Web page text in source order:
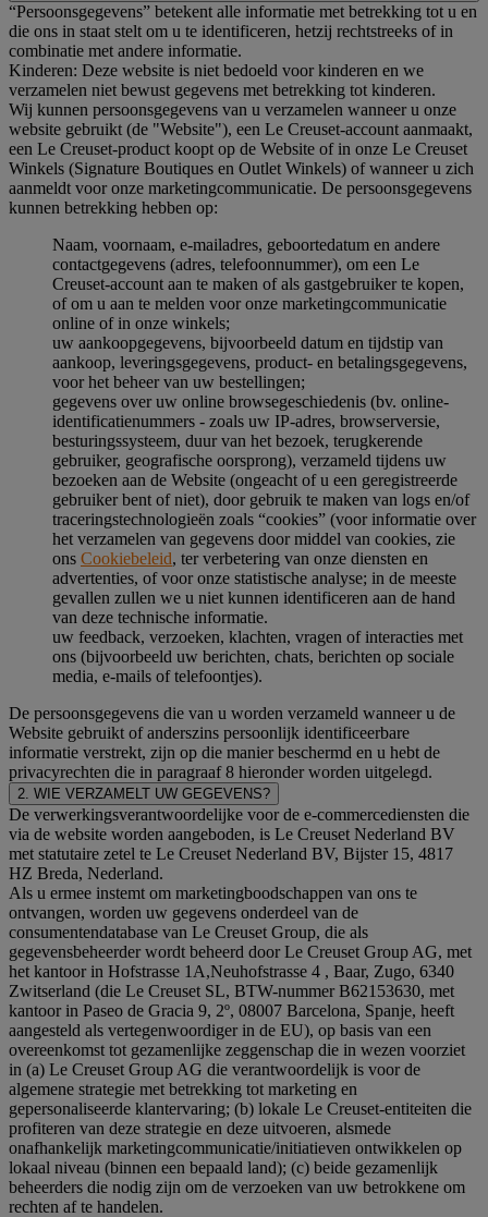
“Persoonsgegevens” betekent alle informatie met betrekking tot u en
die ons in staat stelt om u te identificeren, hetzij rechtstreeks of in
combinatie met andere informatie.
Kinderen: Deze website is niet bedoeld voor kinderen en we
verzamelen niet bewust gegevens met betrekking tot kinderen.
Wij kunnen persoonsgegevens van u verzamelen wanneer u onze
website gebruikt (de "Website"), een Le Creuset-account aanmaakt,
een Le Creuset-product koopt op de Website of in onze Le Creuset
Winkels (Signature Boutiques en Outlet Winkels) of wanneer u zich
aanmeldt voor onze marketingcommunicatie. De persoonsgegevens
kunnen betrekking hebben op:
Naam, voornaam, e-mailadres, geboortedatum en andere
contactgegevens (adres, telefoonnummer), om een Le
Creuset-account aan te maken of als gastgebruiker te kopen,
of om u aan te melden voor onze marketingcommunicatie
online of in onze winkels;
uw aankoopgegevens, bijvoorbeeld datum en tijdstip van
aankoop, leveringsgegevens, product- en betalingsgegevens,
voor het beheer van uw bestellingen;
gegevens over uw online browsegeschiedenis (bv. online-
identificatienummers - zoals uw IP-adres, browserversie,
besturingssysteem, duur van het bezoek, terugkerende
gebruiker, geografische oorsprong), verzameld tijdens uw
bezoeken aan de Website (ongeacht of u een geregistreerde
gebruiker bent of niet), door gebruik te maken van logs en/of
traceringstechnologieën zoals “cookies” (voor informatie over
het verzamelen van gegevens door middel van cookies, zie
ons Cookiebeleid, ter verbetering van onze diensten en
advertenties, of voor onze statistische analyse; in de meeste
gevallen zullen we u niet kunnen identificeren aan de hand
van deze technische informatie.
uw feedback, verzoeken, klachten, vragen of interacties met
ons (bijvoorbeeld uw berichten, chats, berichten op sociale
media, e-mails of telefoontjes).
De persoonsgegevens die van u worden verzameld wanneer u de
Website gebruikt of anderszins persoonlijk identificeerbare
informatie verstrekt, zijn op die manier beschermd en u hebt de
privacyrechten die in paragraaf 8 hieronder worden uitgelegd.
2. WIE VERZAMELT UW GEGEVENS?
De verwerkingsverantwoordelijke voor de e-commercediensten die
via de website worden aangeboden, is Le Creuset Nederland BV
met statutaire zetel te Le Creuset Nederland BV, Bijster 15, 4817
HZ Breda, Nederland.
Als u ermee instemt om marketingboodschappen van ons te
ontvangen, worden uw gegevens onderdeel van de
consumentendatabase van Le Creuset Group, die als
gegevensbeheerder wordt beheerd door Le Creuset Group AG, met
het kantoor in Hofstrasse 1A,Neuhofstrasse 4 , Baar, Zugo, 6340
Zwitserland (die Le Creuset SL, BTW-nummer B62153630, met
kantoor in Paseo de Gracia 9, 2º, 08007 Barcelona, Spanje, heeft
aangesteld als vertegenwoordiger in de EU), op basis van een
overeenkomst tot gezamenlijke zeggenschap die in wezen voorziet
in (a) Le Creuset Group AG die verantwoordelijk is voor de
algemene strategie met betrekking tot marketing en
gepersonaliseerde klantervaring; (b) lokale Le Creuset-entiteiten die
profiteren van deze strategie en deze uitvoeren, alsmede
onafhankelijk marketingcommunicatie/initiatieven ontwikkelen op
lokaal niveau (binnen een bepaald land); (c) beide gezamenlijk
beheerders die nodig zijn om de verzoeken van uw betrokkene om
rechten af te handelen.